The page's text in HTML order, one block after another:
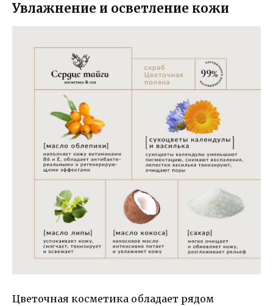
Увлажнение и осветление кожи
Цветочная косметика обладает рядом